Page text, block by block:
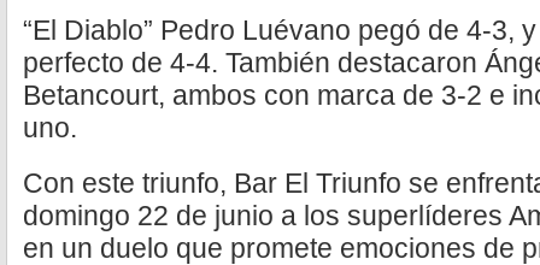
“El Diablo” Pedro Luévano pegó de 4-3,
perfecto de 4-4. También destacaron
Betancourt, ambos con marca de 3-2 e
uno.
Con este triunfo, Bar El Triunfo se
domingo 22 de junio a los superlíderes
en un duelo que promete emociones de